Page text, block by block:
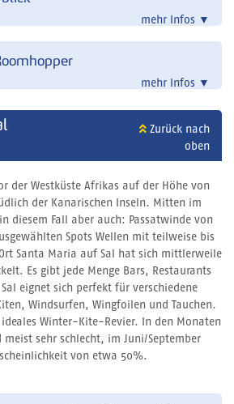
mehr Infos ▼
mehr Infos ▼
Zurück nach
oben
der Westküste Afrikas auf der Höhe von
der Kanarischen Inseln. Mitten im
diesem Fall aber auch: Passatwinde von
Spots Wellen mit teilweise bis
Santa Maria auf Sal hat sich mittlerweile
Es gibt jede Menge Bars, Restaurants
eignet sich perfekt für verschiedene
Windsurfen, Wingfoilen und Tauchen.
ideales Winter-Kite-Revier. In den Monaten
sehr schlecht, im Juni/September
von etwa 50%.